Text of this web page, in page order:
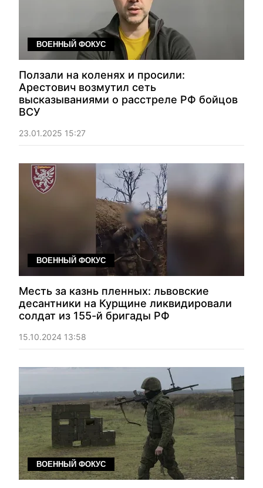
ВОЕННЫЙ ФОКУС
Ползали на коленях и просили:
Арестович возмутил сеть
высказываниями о расстреле РФ бойцов
ВСУ
23.01.2025 15:27
ВОЕННЫЙ ФОКУС
Месть за казнь пленных: львовские
десантники на Курщине ликвидировали
солдат из 155-й бригады РФ
15.10.2024 13:58
ВОЕННЫЙ ФОКУС